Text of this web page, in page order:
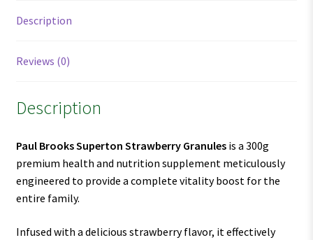
Description
Reviews (0)
Description
Paul Brooks Superton Strawberry Granulesis a 300g
premium health and nutrition supplement meticulously
engineered to provide a complete vitality boost for the
entire family.
Infused with a delicious strawberry flavor, it effectively